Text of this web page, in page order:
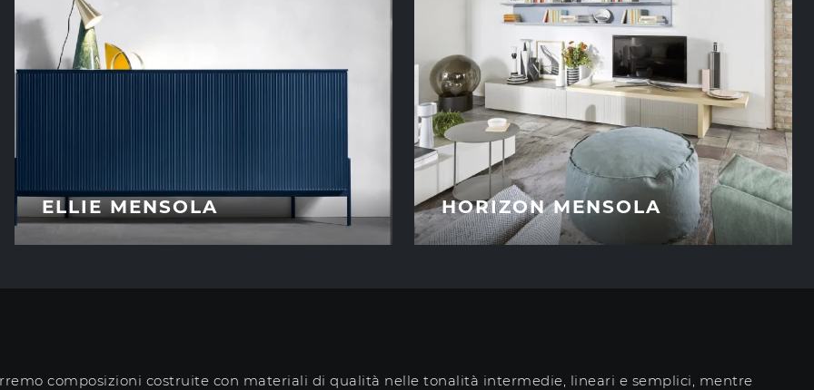
ELLIE MENSOLA HORIZON MENSOLA
composizioni costruite con materiali di qualità nelle tonalità intermedie, lineari e semplici, mentre